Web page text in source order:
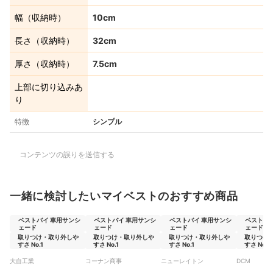
幅（収納時） 10cm
長さ（収納時） 32cm
厚さ（収納時） 7.5cm
上部に切り込みあ
り
特徴 シンプル
コンテンツの誤りを送信する
一緒に検討したいマイベストのおすすめ商品
ベストバイ 車用サンシ
ェード
取りつけ・取り外しや
すさ No.1
大自工業
ベストバイ 車用サンシ
ェード
取りつけ・取り外しや
すさ No.1
コーナン商事
ベストバイ 車用サンシ
ェード
取りつけ・取り外しや
すさ No.1
ニューレイトン
ベストバ
ェード
取りつけ
すさ No.1
DCM